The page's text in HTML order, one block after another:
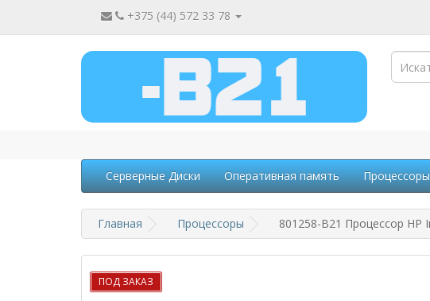
+375 (44) 572 33 78
Серверные Диски Оперативная память Процессоры
Главная Процессоры 801258-B21 Процессор HP
ПОД ЗАКАЗ